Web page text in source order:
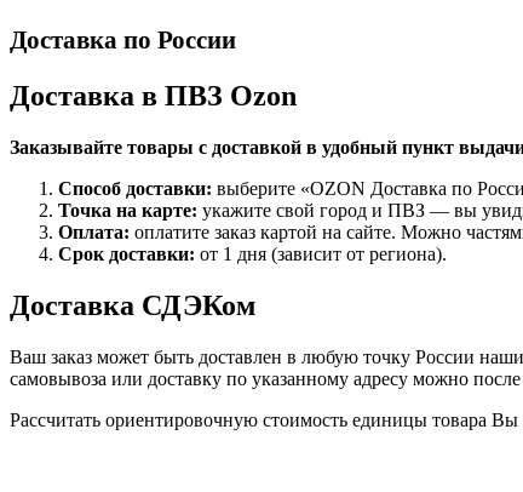
Доставка по России
Доставка в ПВЗ Ozon
Заказывайте товары с доставкой в удобный пункт
Способ доставки: выберите «OZON Доставка по
Точка на карте: укажите свой город и ПВЗ — вы
Оплата: оплатите заказ картой на сайте. Можно
Срок доставки: от 1 дня (зависит от региона).
Доставка СДЭКом
Ваш заказ может быть доставлен в любую точку России
самовывоза или доставку по указанному адресу можно
Рассчитать ориентировочную стоимость единицы товара